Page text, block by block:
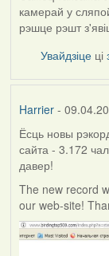
камерай у
рэшце рэшт
Увайдзіце ці
Harrier-
Ёсць новы
сайта - 3.172
давер!
The new record
our web-site!